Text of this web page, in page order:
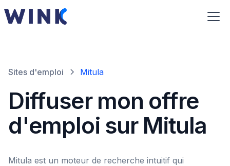
Sites d'emploi Mitula
Diffuser mon offre
d'emploi sur Mitula
Mitula est un moteur de recherche intuitif qui